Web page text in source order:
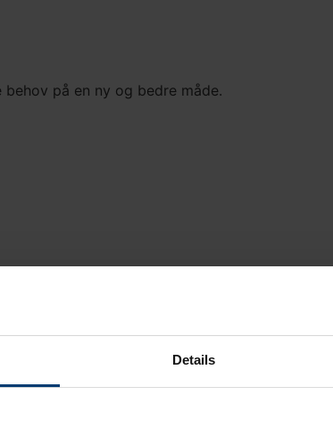
Details
på en ny og bedre måde.
og risikostyringen.
afdeling af fonden.